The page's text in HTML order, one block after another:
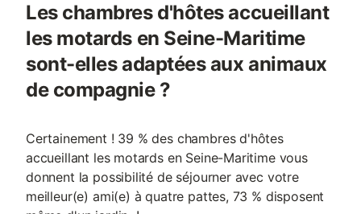
Les chambres d'hôtes accueillant
les motards en Seine-Maritime
sont-elles adaptées aux animaux
de compagnie ?
Certainement ! 39 % des chambres d'hôtes
accueillant les motards en Seine-Maritime vous
donnent la possibilité de séjourner avec votre
meilleur(e) ami(e) à quatre pattes, 73 % disposent